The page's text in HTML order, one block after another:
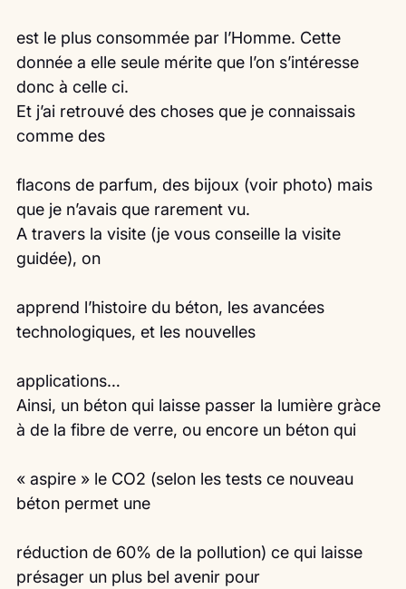
est le plus consommée par l’Homme. Cette
donnée a elle seule mérite que l’on s’intéresse
donc à celle ci.
Et j’ai retrouvé des choses que je connaissais
comme des
flacons de parfum, des bijoux (voir photo) mais
que je n’avais que rarement vu.
A travers la visite (je vous conseille la visite
guidée), on
apprend l’histoire du béton, les avancées
technologiques, et les nouvelles
applications…
Ainsi, un béton qui laisse passer la lumière gràce
à de la fibre de verre, ou encore un béton qui
« aspire » le CO2 (selon les tests ce nouveau
béton permet une
réduction de 60% de la pollution) ce qui laisse
présager un plus bel avenir pour